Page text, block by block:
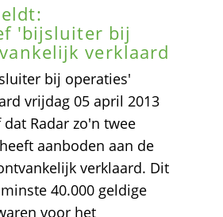
'bijsluiter bij
verklaard
bij operaties'
vrijdag 05 april 2013
Radar zo'n twee
aanboden aan de
verklaard. Dit
40.000 geldige
voor het